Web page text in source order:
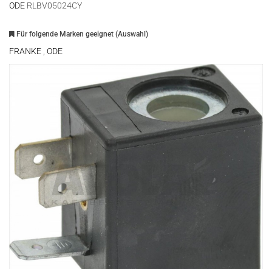
ODE RLBV05024CY
Für folgende Marken geeignet (Auswahl)
FRANKE ODE